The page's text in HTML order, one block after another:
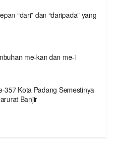
“dari” dan “daripada” yang
me-kan dan me-i
357 Kota Padang Semestinya
Banjir